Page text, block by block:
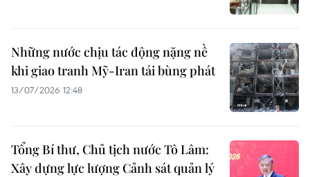
Những nước chịu tác động nặng nề
khi giao tranh Mỹ-Iran tái bùng phát
13/07/2026 12:48
Tổng Bí thư, Chủ tịch nước Tô Lâm:
Xây dựng lực lượng Cảnh sát quản lý